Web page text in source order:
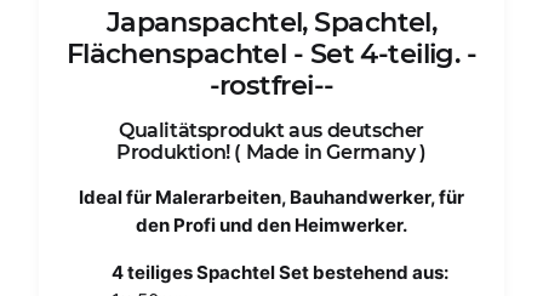
Japanspachtel, Spachtel,
Flächenspachtel - Set 4-teilig. -
-rostfrei--
Qualitätsprodukt aus deutscher
Produktion! ( Made in Germany )
Ideal für Malerarbeiten, Bauhandwerker, für
den Profi und den Heimwerker.
4 teiliges Spachtel Set bestehend aus: